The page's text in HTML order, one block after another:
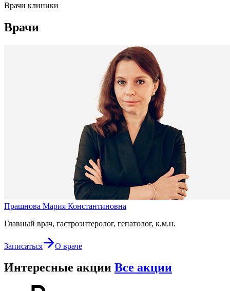
Врачи клиники
Врачи
Прашнова Мария Константиновна
Главный врач, гастроэнтеролог, гепатолог, к.м.н.
Записаться О враче
Интересные акции Все акции